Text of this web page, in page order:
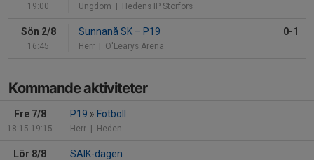
19:00 Ungdom | Hedens IP Storfors
Sön 2/8
16:45
Sunnanå SK – P19
Herr | O'Learys Arena
0-1
Kommande aktiviteter
Fre 7/8
18:15-19:15
P19 » Fotboll
Herr | Heden
Lör 8/8 SAIK-dagen